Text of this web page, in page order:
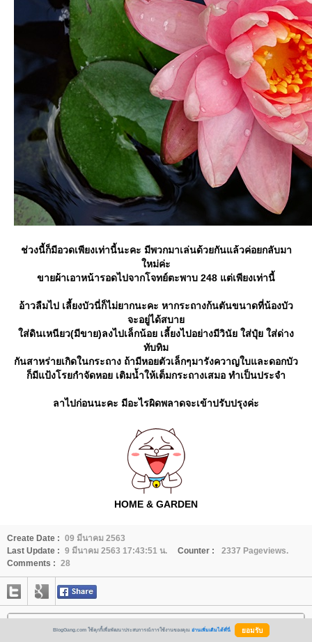
ช่วงนี้ก็มีอวดเพียงเท่านี้นะคะ มีพวกมาเล่นด้วยกันแล้วค่อยกลับมา
หม่ค่ะ
ขายผ้าเอาหน้ารอดไปจากโจทย์ตะพาบ 248 แต่เพียงเท่านี้
อ้าวลืมไป เลี้ยงบัวนี่ก็ไม่ยากนะคะ หากระถางก้นตันขนาดที่น้องบัว
จะอยู่ได้สบา
ส่ดินเหนียว(มีขาย)ลงไปเล็กน้อย เลี้ยงไปอย่างมีวินัย ใส่ปุ๋ย ใส่ด่าง
ทับทิม
กันสาหร่ายเกิดในกระถาง ถ้ามีหอยตัวเล็กๆมารังควาญใบและดอกบัว
ก็มีแป้งโรยกำจัดหอย เติมน้ำให้เต็มกระถางเสมอ ทำเป็นประจำ
ลาไปก่อนนะคะ มีอะไรผิดพลาดจะเข้าปรับปรุงค่ะ
HOME & GARDEN
Create Date : 09 มีนาคม 2563
Last Update : 9 มีนาคม 2563 17:43:51 น. Counter :
2337 Pageviews.
Comments : 28
ผู้โหวตบล็อกนี้...BlogGang.com ใช้คุกกี้เพื่อพัฒนาประสบการณ์การใช้งานของคุณ อ่านเพิ่มเติมได้ที่นี่